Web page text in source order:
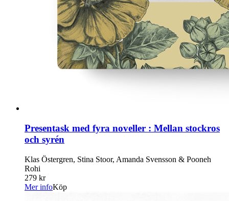
Presentask med fyra noveller : Mellan stockros
och syrén
Klas Östergren, Stina Stoor, Amanda Svensson & Pooneh
Rohi
279 kr
Mer infoKöp